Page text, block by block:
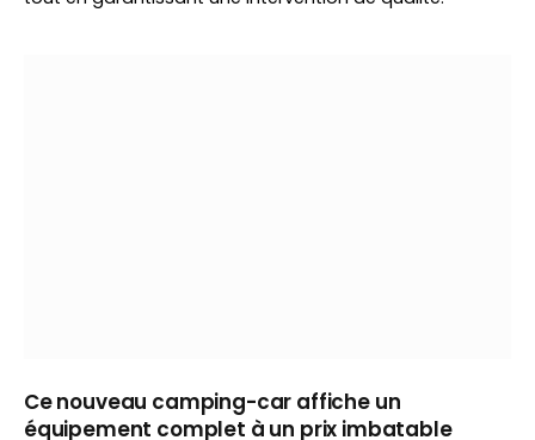
Ce nouveau camping-car affiche un
équipement complet à un prix imbatable